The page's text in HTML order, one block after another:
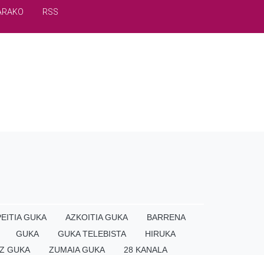
RSS
GUKA AZKOITIA GUKA
BARRENA
GUKA
GUKA TELEBISTA
HIRUKA
GUKA
ZUMAIA GUKA 28 KANALA